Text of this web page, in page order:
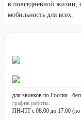
в повседневной жизни,
мобильность для всех.
для звонков по России -
график работы:
ПН-ПТ с 08:00 до 17:00